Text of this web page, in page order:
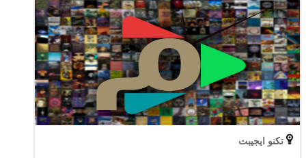
تكنو ايجيبت